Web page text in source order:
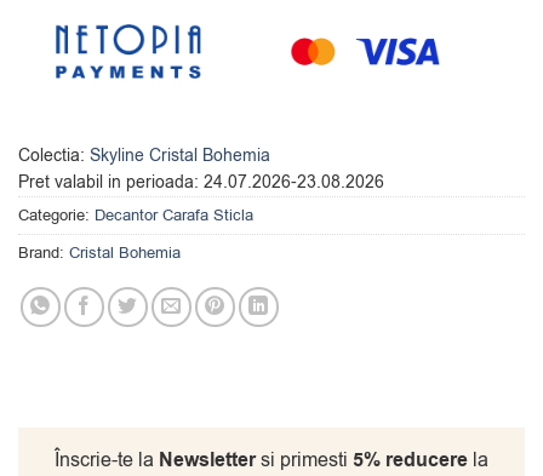
Colectia: Skyline Cristal Bohemia
Pret valabil in perioada: 24.07.2026-23.08.2026
Categorie: Decantor Carafa Sticla
Brand: Cristal Bohemia
Înscrie-te la Newslettersi primesti 5% reducere la